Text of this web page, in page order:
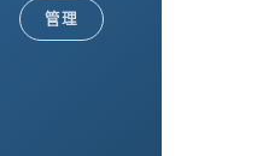
管理